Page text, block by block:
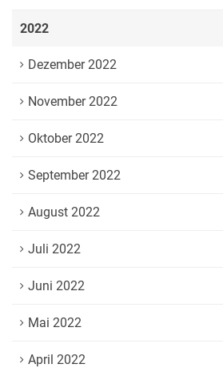
2022
Dezember 2022
November 2022
Oktober 2022
September 2022
August 2022
Juli 2022
Juni 2022
Mai 2022
April 2022